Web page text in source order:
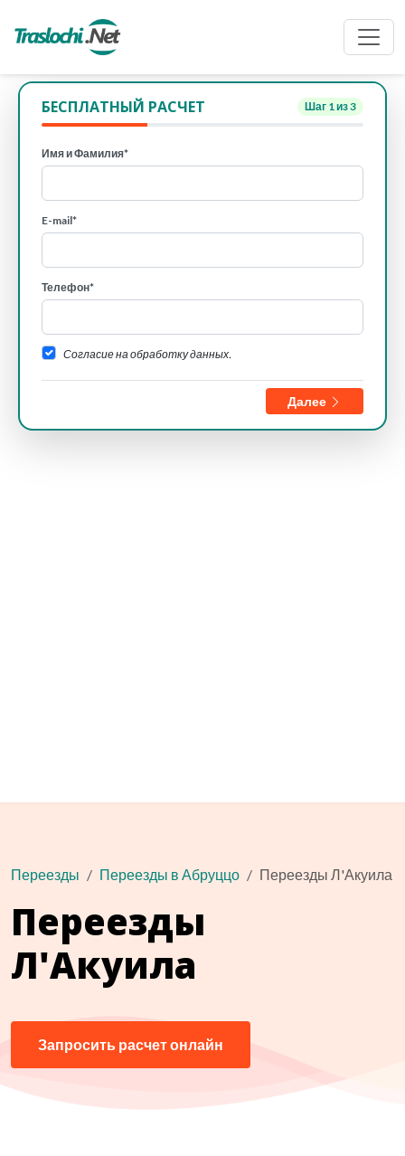
БЕСПЛАТНЫЙ РАСЧЕТ Шаг 1из 3
Имя и Фамилия*
E-mail*
Телефон*
Согласие на обработку данных.
Далее
Переезды Переезды в Абруццо Переезды Л'Акуила
Переезды
Л'Акуила
Запросить расчет онлайн